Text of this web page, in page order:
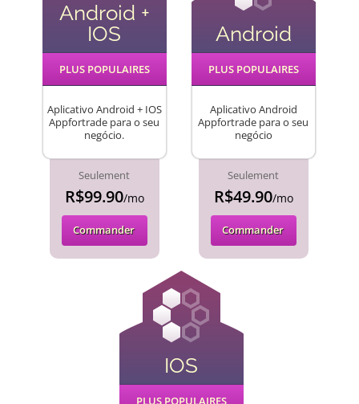
Android +
IOS
PLUS POPULAIRES
Aplicativo Android + IOS
Appfortrade para o seu
negócio.
Seulement
R$99.90/mo
Commander
Android
PLUS POPULAIRES
Aplicativo Android
Appfortrade para o seu
negócio
Seulement
R$49.90/mo
Commander
IOS
PLUS POPULAIRES